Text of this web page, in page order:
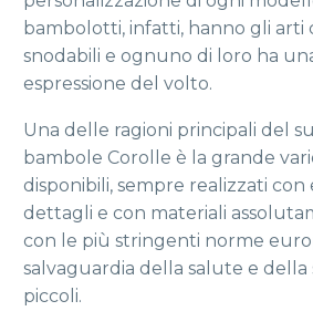
bambolotti, infatti, hanno gli
snodabili e ognuno di loro ha
espressione del volto.
Una delle ragioni principali del
bambole Corolle è la grande
disponibili, sempre realizzati
dettagli e con materiali
con le più stringenti norme
salvaguardia della salute e della
piccoli.